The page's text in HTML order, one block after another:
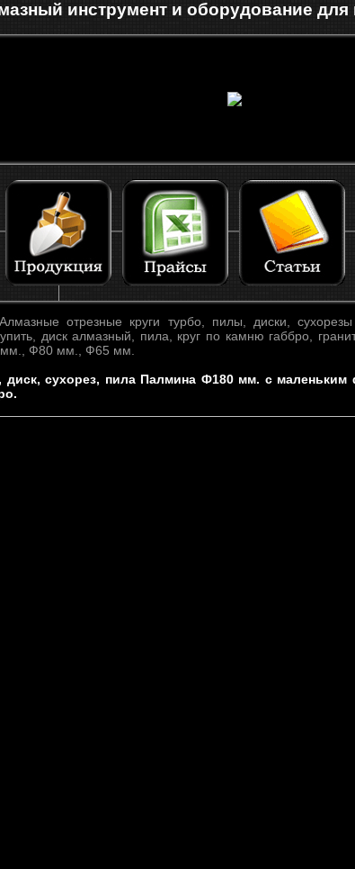
инструмент и оборудование для
отрезные круги турбо, пилы, диски,
диск алмазный, пила, круг по камню габбро,
Ф80 мм., Ф65 мм.
диск, сухорез, пила Палмина Ф180 мм. с